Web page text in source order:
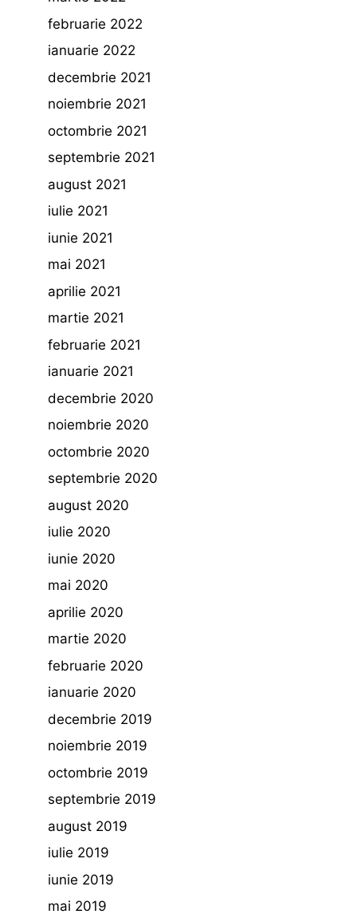
februarie 2022
ianuarie 2022
decembrie 2021
noiembrie 2021
octombrie 2021
septembrie 2021
august 2021
iulie 2021
iunie 2021
mai 2021
aprilie 2021
martie 2021
februarie 2021
ianuarie 2021
decembrie 2020
noiembrie 2020
octombrie 2020
septembrie 2020
august 2020
iulie 2020
iunie 2020
mai 2020
aprilie 2020
martie 2020
februarie 2020
ianuarie 2020
decembrie 2019
noiembrie 2019
octombrie 2019
septembrie 2019
august 2019
iulie 2019
iunie 2019
mai 2019